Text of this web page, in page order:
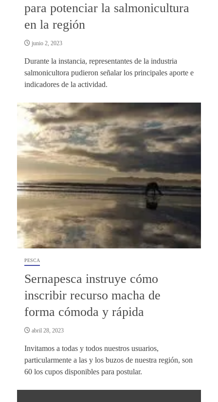
para potenciar la salmonicultura
en la región
junio 2, 2023
Durante la instancia, representantes de la industria
salmonicultora pudieron señalar los principales aporte e
indicadores de la actividad.
PESCA
Sernapesca instruye cómo
inscribir recurso macha de
forma cómoda y rápida
abril 28, 2023
Invitamos a todas y todos nuestros usuarios,
particularmente a las y los buzos de nuestra región, son
60 los cupos disponibles para postular.